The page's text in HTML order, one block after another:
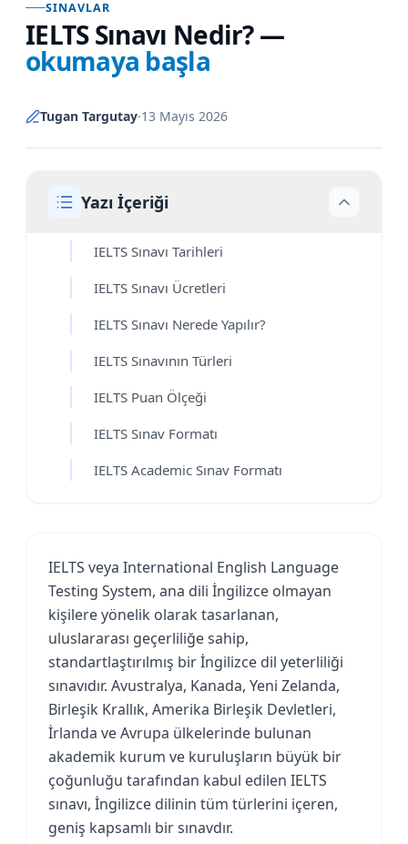
SINAVLAR
IELTS Sınavı Nedir?—
okumaya başla
Tugan Targutay·13 Mayıs 2026
Yazı İçeriği
IELTS Sınavı Tarihleri
IELTS Sınavı Ücretleri
IELTS Sınavı Nerede Yapılır?
IELTS Sınavının Türleri
IELTS Puan Ölçeği
IELTS Sınav Formatı
IELTS Academic Sınav Formatı
IELTS veya International English Language
Testing System, ana dili İngilizce olmayan
kişilere yönelik olarak tasarlanan,
uluslararası geçerliliğe sahip,
standartlaştırılmış bir İngilizce dil yeterliliği
sınavıdır. Avustralya, Kanada, Yeni Zelanda,
Birleşik Krallık, Amerika Birleşik Devletleri,
İrlanda ve Avrupa ülkelerinde bulunan
akademik kurum ve kuruluşların büyük bir
çoğunluğu tarafından kabul edilen IELTS
sınavı, İngilizce dilinin tüm türlerini içeren,
geniş kapsamlı bir sınavdır.